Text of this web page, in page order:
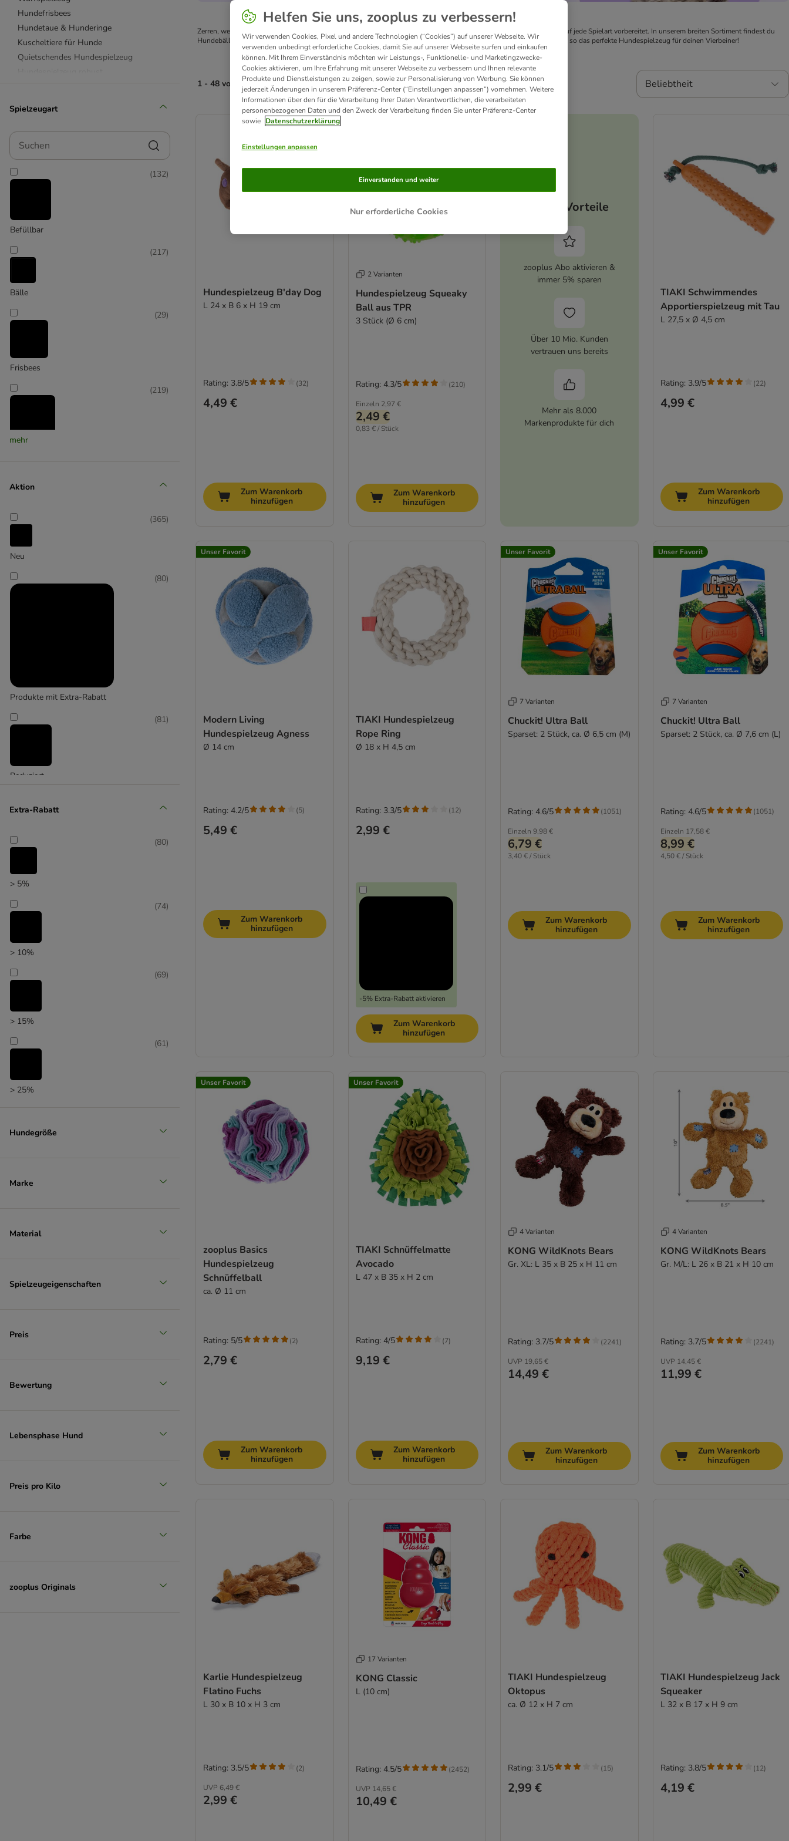
Hundefrisbees
Hundetaue & Hunderinge
Kuscheltiere für Hunde
Quietschendes Hundespielzeug
Beetzees
Bobby
Chuckit!
Designed by Lotte
Modern Living
Nomad Tales
TIAKI
Spielzeugart
Suchen
Befüllbar
(132)
Bälle
(217)
Frisbees
(29)
(219)
Kratzspielzeug
Kuscheltiere (ohne Maus)
mehr
Aktion
Neu
(365)
Produkte mit Extra-Rabatt
(80)
Reduziert
(81)
Unser Favorit
Extra-Rabatt
> 5%
(80)
> 10%
(74)
> 15%
(69)
> 25%
(61)
49)
Hundegröße
Marke
Material
Spielzeugeigenschaften
Preis
Bewertung
Lebensphase Hund
Preis pro Kilo
Farbe
zooplus Originals
Zerren, werfen, kuscheln oder kauen - Hunde lieben es zu spielen. Mit
von zooplus bist du perfekt auf jede Spielart vorbereitet. In unserem breiten Sortiment findest du
Hundebälle, Taue, Kauspielzeug und vieles mehr. Wähle dabei aus TOP-Marken wie KONG oder CHUCKIT! und finde so das perfekte Hundespielzeug für deinen Vierbeiner!
1 - 48 von 1103 Produkte Beliebtheit
product items have been changed
Hundespielzeug B'day Dog
L 24 x B 6 x H 19 cm
4,49 €
Rating: 3.8/5 (32)
Zum Warenkorb
hinzufügen
2 Varianten
Hundespielzeug Squeaky
Ball aus TPR
3 Stück (Ø 6 cm)
Einzeln 2,97 €
2,49 €
0,83 € / Stück
Rating: 4.3/5 (210)
Zum Warenkorb
hinzufügen
Deine Vorteile
zooplus Abo aktivieren &
immer 5% sparen
Über 10 Mio. Kunden
vertrauen uns bereits
Mehr als 8.000
Markenprodukte für dich
TIAKI Schwimmendes
Apportierspielzeug mit Tau
L 27,5 x Ø 4,5 cm
4,99 €
Rating: 3.9/5 (22)
Zum Warenkorb
hinzufügen
Unser Favorit
Modern Living
Hundespielzeug Agness
Ø 14 cm
5,49 €
Rating: 4.2/5 (5)
Zum Warenkorb
hinzufügen
TIAKI Hundespielzeug
Rope Ring
Ø 18 x H 4,5 cm
2,99 €
-5% Extra-Rabatt aktivieren
Rating: 3.3/5 (12)
Zum Warenkorb
hinzufügen
Unser Favorit
7 Varianten
Chuckit! Ultra Ball
Sparset: 2 Stück, ca. Ø 6,5 cm (M)
Einzeln 9,98 €
6,79 €
3,40 € / Stück
Rating: 4.6/5 (1051)
Zum Warenkorb
hinzufügen
Unser Favorit
7 Varianten
Chuckit! Ultra Ball
Sparset: 2 Stück, ca. Ø 7,6 cm (L)
Einzeln 17,58 €
8,99 €
4,50 € / Stück
Rating: 4.6/5 (1051)
Zum Warenkorb
hinzufügen
Unser Favorit
zooplus Basics
Hundespielzeug
Schnüffelball
ca. Ø 11 cm
2,79 €
Rating: 5/5 (2)
Zum Warenkorb
hinzufügen
Unser Favorit
TIAKI Schnüffelmatte
Avocado
L 47 x B 35 x H 2 cm
9,19 €
Rating: 4/5 (7)
Zum Warenkorb
hinzufügen
4 Varianten
KONG WildKnots Bears
Gr. XL: L 35 x B 25 x H 11 cm
UVP 19,65 €
14,49 €
Rating: 3.7/5 (2241)
Zum Warenkorb
hinzufügen
4 Varianten
KONG WildKnots Bears
Gr. M/L: L 26 x B 21 x H 10 cm
UVP 14,45 €
11,99 €
Rating: 3.7/5 (2241)
Zum Warenkorb
hinzufügen
Karlie Hundespielzeug
Flatino Fuchs
L 30 x B 10 x H 3 cm
UVP 6,49 €
2,99 €
Rating: 3.5/5 (2)
17 Varianten
KONG Classic
L (10 cm)
UVP 14,65 €
10,49 €
Rating: 4.5/5 (2452)
TIAKI Hundespielzeug
Oktopus
ca. Ø 12 x H 7 cm
2,99 €
Rating: 3.1/5 (15)
TIAKI Hundespielzeug Jack
Squeaker
L 32 x B 17 x H 9 cm
4,19 €
Rating: 3.8/5 (12)
Helfen Sie uns, zooplus zu verbessern!
Wir verwenden Cookies, Pixel und andere Technologien (“Cookies”) auf unserer Webseite. Wir
verwenden unbedingt erforderliche Cookies, damit Sie auf unserer Webseite surfen und einkaufen
können. Mit Ihrem Einverständnis möchten wir Leistungs-, Funktionelle- und Marketingzwecke-
Cookies aktivieren, um Ihre Erfahrung mit unserer Webseite zu verbessern und Ihnen relevante
Produkte und Dienstleistungen zu zeigen, sowie zur Personalisierung von Werbung. Sie können
jederzeit Änderungen in unserem Präferenz-Center (“Einstellungen anpassen”) vornehmen. Weitere
Informationen über den für die Verarbeitung Ihrer Daten Verantwortlichen, die verarbeiteten
personenbezogenen Daten und den Zweck der Verarbeitung finden Sie unter Präferenz-Center
sowie Datenschutzerklärung
Einstellungen anpassen
Nur erforderliche Cookies
Einverstanden und weiter